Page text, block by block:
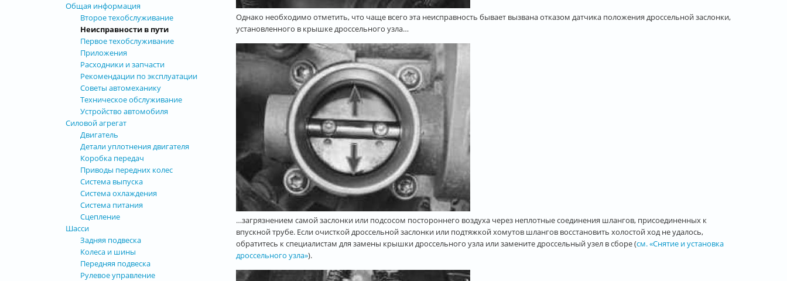
Однако необходимо отметить, что чаще всего эта неисправность бывает вызвана отказом датчика положения дроссельной заслонки,
установленного в крышке дроссельного узла…
…загрязнением самой заслонки или подсосом постороннего воздуха через неплотные соединения шлангов, присоединенных к
впускной трубе. Если очисткой дроссельной заслонки или подтяжкой хомутов шлангов восстановить холостой ход не удалось,
обратитесь к специалистам для замены крышки дроссельного узла или замените дроссельный узел в сборе (см. «Снятие и установка
дроссельного узла»).
Общая информация
Второе техобслуживание
Неисправности в пути
Первое техобслуживание
Приложения
Расходники и запчасти
Рекомендации по эксплуатации
Советы автомеханику
Техническое обслуживание
Устройство автомобиля
Силовой агрегат
Двигатель
Детали уплотнения двигателя
Коробка передач
Приводы передних колес
Система выпуска
Система охлаждения
Система питания
Сцепление
Шасси
Задняя подвеска
Колеса и шины
Передняя подвеска
Рулевое управление